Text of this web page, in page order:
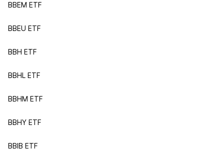
BBEM ETF
BBEU ETF
BBH ETF
BBHL ETF
BBHM ETF
BBHY ETF
BBIB ETF